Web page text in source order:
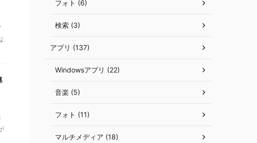
フォト (6)
検索 (3)
アプリ (137)
Windowsアプリ (22)
音楽 (5)
フォト (11)
マルチメディア (18)